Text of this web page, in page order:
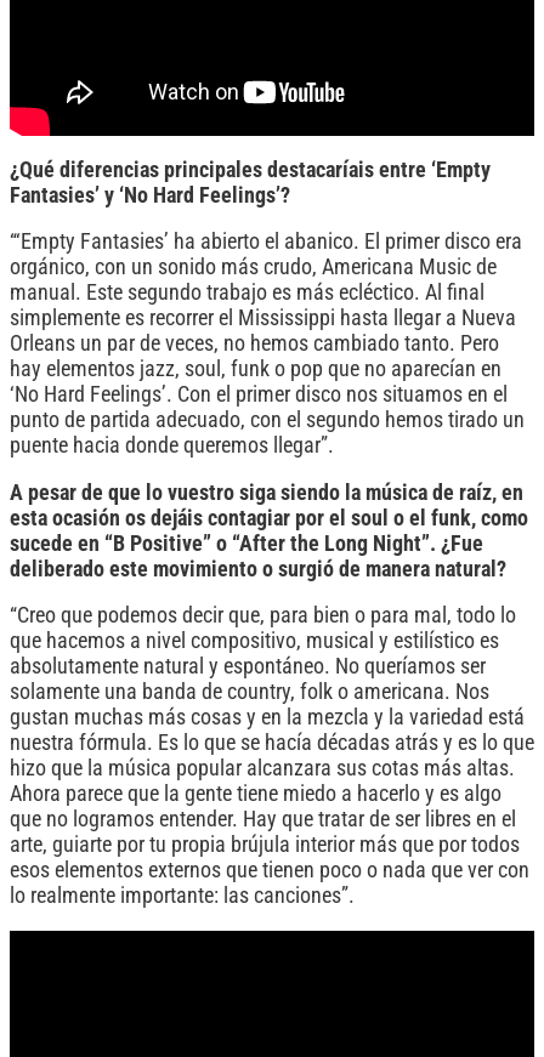
¿Qué diferencias principales destacaríais entre ‘Empty
Fantasies’ y ‘No Hard Feelings’?
“‘Empty Fantasies’ ha abierto el abanico. El primer disco era
orgánico, con un sonido más crudo, Americana Music de
manual. Este segundo trabajo es más ecléctico. Al final
simplemente es recorrer el Mississippi hasta llegar a Nueva
Orleans un par de veces, no hemos cambiado tanto. Pero
hay elementos jazz, soul, funk o pop que no aparecían en
‘No Hard Feelings’. Con el primer disco nos situamos en el
punto de partida adecuado, con el segundo hemos tirado un
puente hacia donde queremos llegar”.
A pesar de que lo vuestro siga siendo la música de raíz, en
esta ocasión os dejáis contagiar por el soul o el funk, como
sucede en “B Positive” o “After the Long Night”. ¿Fue
deliberado este movimiento o surgió de manera natural?
“Creo que podemos decir que, para bien o para mal, todo lo
que hacemos a nivel compositivo, musical y estilístico es
absolutamente natural y espontáneo. No queríamos ser
solamente una banda de country, folk o americana. Nos
gustan muchas más cosas y en la mezcla y la variedad está
nuestra fórmula. Es lo que se hacía décadas atrás y es lo que
hizo que la música popular alcanzara sus cotas más altas.
Ahora parece que la gente tiene miedo a hacerlo y es algo
que no logramos entender. Hay que tratar de ser libres en el
arte, guiarte por tu propia brújula interior más que por todos
esos elementos externos que tienen poco o nada que ver con
lo realmente importante: las canciones”.